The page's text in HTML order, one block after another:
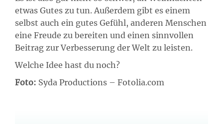
etwas Gutes zu tun. Außerdem gibt es einem
selbst auch ein gutes Gefühl, anderen Menschen
eine Freude zu bereiten und einen sinnvollen
Beitrag zur Verbesserung der Welt zu leisten.
Welche Idee hast du noch?
Foto: Syda Productions – Fotolia.com